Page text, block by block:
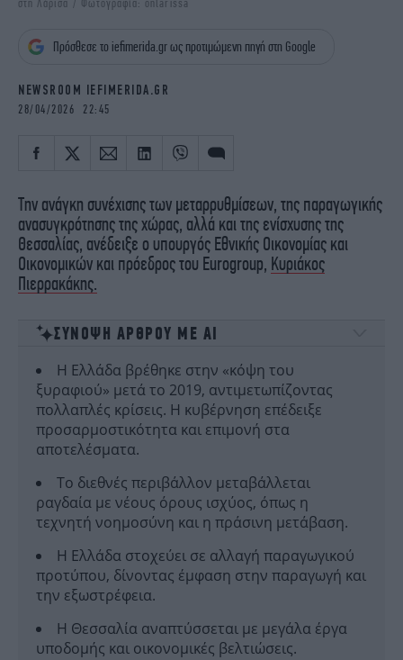
iBOOKS
OSCARS
NEWSLETTER
στη Λάρισα / Φωτογραφία: οnlarissa
Πρόσθεσε το iefimerida.gr ως προτιμώμενη πηγή στη Google
NEWSROOM IEFIMERIDA.GR
28/04/2026 22:45
Την ανάγκη συνέχισης των μεταρρυθμίσεων, της παραγωγικής
ανασυγκρότησης της χώρας, αλλά και της ενίσχυσης της
Θεσσαλίας, ανέδειξε ο υπουργός Εθνικής Οικονομίας και
Οικονομικών και πρόεδρος του Eurogroup, Κυριάκος
Πιερρακάκης.
ΣΥΝΟΨΗ ΑΡΘΡΟΥ ΜΕ ΑΙ
Η Ελλάδα βρέθηκε στην «κόψη του
ξυραφιού» μετά το 2019, αντιμετωπίζοντας
πολλαπλές κρίσεις. Η κυβέρνηση επέδειξε
προσαρμοστικότητα και επιμονή στα
αποτελέσματα.
Το διεθνές περιβάλλον μεταβάλλεται
ραγδαία με νέους όρους ισχύος, όπως η
τεχνητή νοημοσύνη και η πράσινη μετάβαση.
Η Ελλάδα στοχεύει σε αλλαγή παραγωγικού
προτύπου, δίνοντας έμφαση στην παραγωγή και
την εξωστρέφεια.
Η Θεσσαλία αναπτύσσεται με μεγάλα έργα
υποδομής και οικονομικές βελτιώσεις.